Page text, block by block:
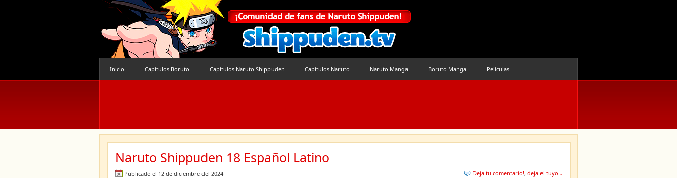
Inicio Capítulos Boruto Capítulos Naruto Shippuden Capítulos Naruto Naruto Manga Boruto Manga Películas
Naruto Shippuden 18 Español Latino
Publicado el 12 de diciembre del 2024 Deja tu comentario!, deja el tuyo ↓